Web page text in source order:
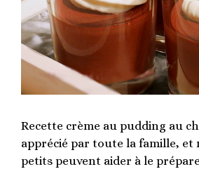
Recette crème au pudding au
apprécié par toute la famille, et
petits peuvent aider à le